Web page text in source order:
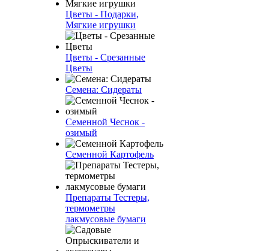
Цветы - Подарки,
Мягкие игрушки
Цветы - Срезанные
Цветы
Семена: Сидераты
Семенной Чеснок -
озимый
Семенной Картофель
Препараты Тестеры,
термометры
лакмусовые бумаги